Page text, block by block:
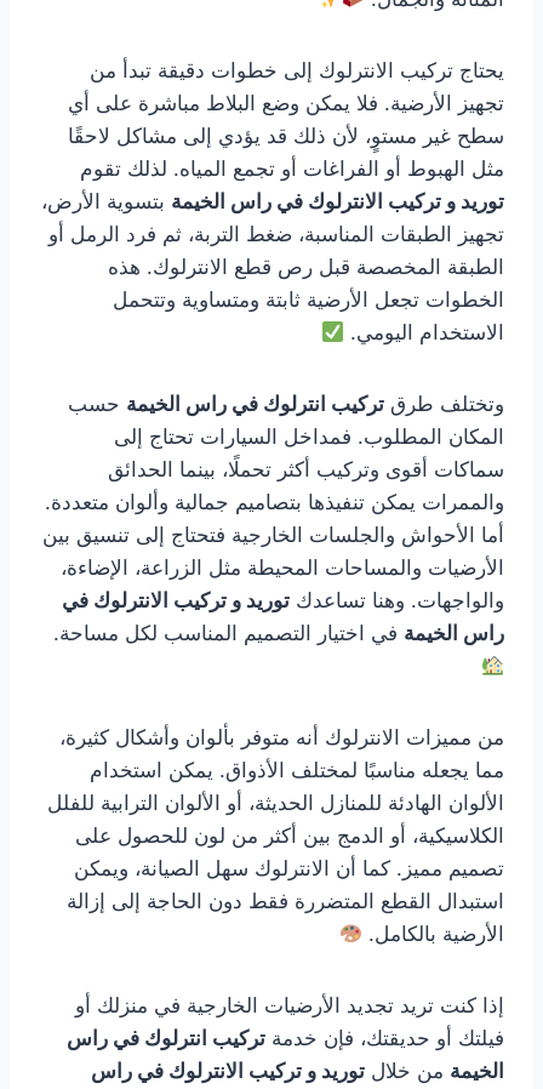
يحتاج تركيب الانترلوك إلى خطوات دقيقة تبدأ من
تجهيز الأرضية. فلا يمكن وضع البلاط مباشرة على أي
سطح غير مستوٍ، لأن ذلك قد يؤدي إلى مشاكل لاحقًا
مثل الهبوط أو الفراغات أو تجمع المياه. لذلك تقوم
توريد و تركيب الانترلوك في راس الخيمة بتسوية الأرض،
تجهيز الطبقات المناسبة، ضغط التربة، ثم فرد الرمل أو
الطبقة المخصصة قبل رص قطع الانترلوك. هذه
الخطوات تجعل الأرضية ثابتة ومتساوية وتتحمل
الاستخدام اليومي.
وتختلف طرق تركيب انترلوك في راس الخيمة حسب
المكان المطلوب. فمداخل السيارات تحتاج إلى
سماكات أقوى وتركيب أكثر تحملًا، بينما الحدائق
والممرات يمكن تنفيذها بتصاميم جمالية وألوان متعددة.
أما الأحواش والجلسات الخارجية فتحتاج إلى تنسيق بين
الأرضيات والمساحات المحيطة مثل الزراعة، الإضاءة،
والواجهات. وهنا تساعدك توريد و تركيب الانترلوك في
راس الخيمة في اختيار التصميم المناسب لكل مساحة.
من مميزات الانترلوك أنه متوفر بألوان وأشكال كثيرة،
مما يجعله مناسبًا لمختلف الأذواق. يمكن استخدام
الألوان الهادئة للمنازل الحديثة، أو الألوان الترابية للفلل
الكلاسيكية، أو الدمج بين أكثر من لون للحصول على
تصميم مميز. كما أن الانترلوك سهل الصيانة، ويمكن
استبدال القطع المتضررة فقط دون الحاجة إلى إزالة
الأرضية بالكامل.
إذا كنت تريد تجديد الأرضيات الخارجية في منزلك أو
فيلتك أو حديقتك، فإن خدمة تركيب انترلوك في راس
الخيمة من خلال توريد و تركيب الانترلوك في راس